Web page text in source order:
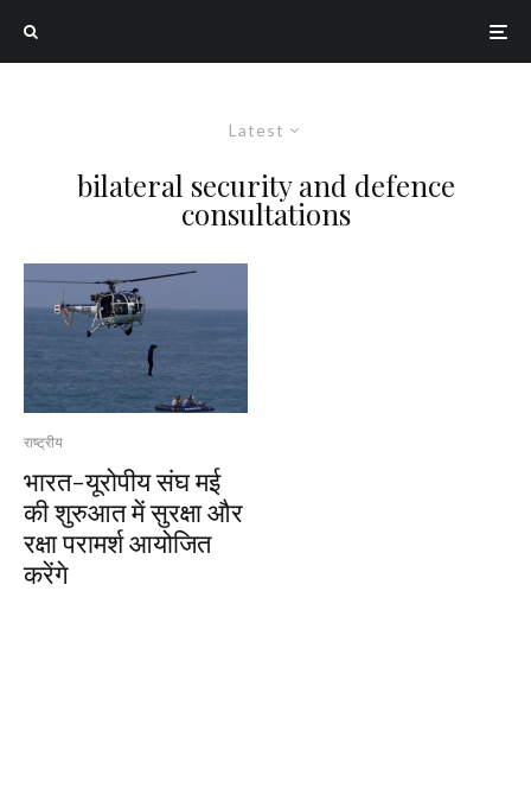
Latest
bilateral security and defence
consultations
राष्ट्रीय
भारत-यूरोपीय संघ मई
की शुरुआत में सुरक्षा और
रक्षा परामर्श आयोजित
करेंगे